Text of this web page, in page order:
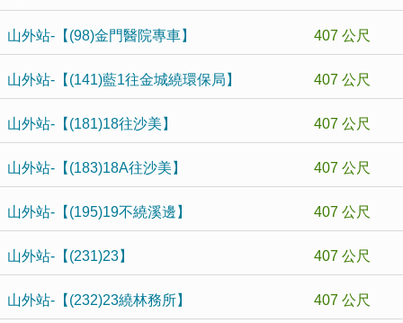
山外站-【(98)金門醫院專車】 407 公尺
山外站-【(141)藍1往金城繞環保局】 407 公尺
山外站-【(181)18往沙美】 407 公尺
山外站-【(183)18A往沙美】 407 公尺
山外站-【(195)19不繞溪邊】 407 公尺
山外站-【(231)23】 407 公尺
山外站-【(232)23繞林務所】 407 公尺